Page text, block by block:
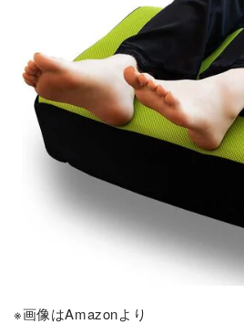
※画像はAmazonより